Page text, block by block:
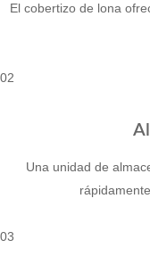
El cobertizo de lona
02
Una unidad de
03